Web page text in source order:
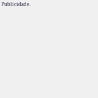
Publicidade.